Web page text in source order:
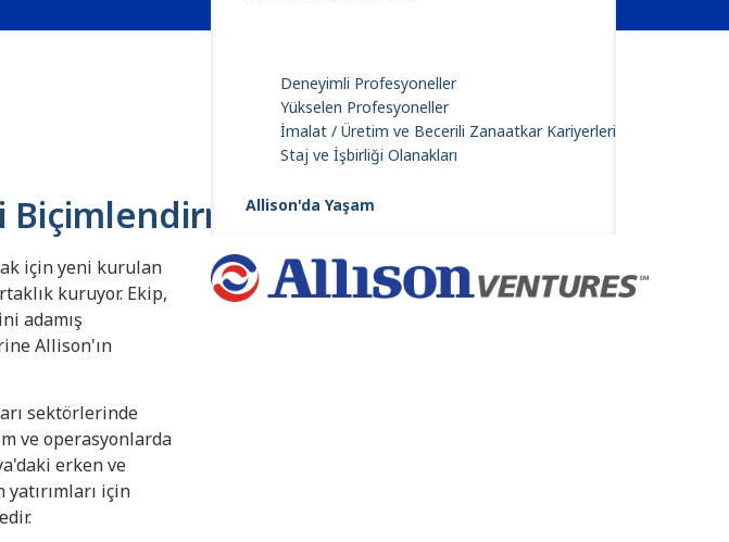
Deneyimli Profesyoneller
Yükselen Profesyoneller
İmalat / Üretim ve Becerili Zanaatkar Kariyerleri
Staj ve İşbirliği Olanakları
Allison'da Yaşam
Biçimlendirme
için yeni kurulan
kuruyor. Ekip,
adamış
Allison'ın
sektörlerinde
ve operasyonlarda
erken ve
için